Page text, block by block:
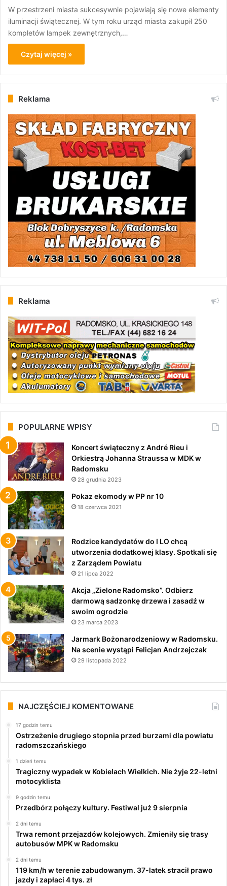
W przestrzeni miasta sukcesywnie pojawiają się nowe elementy
iluminacji świątecznej. W tym roku urząd miasta zakupił 250
kompletów lampek zewnętrznych,…
Czytaj więcej »
Reklama
Reklama
POPULARNE WPISY
Koncert świąteczny z André Rieu i
Orkiestrą Johanna Straussa w MDK w
Radomsku
28 grudnia 2023
Pokaz ekomody w PP nr 10
18 czerwca 2021
Rodzice kandydatów do I LO chcą
utworzenia dodatkowej klasy. Spotkali się
z Zarządem Powiatu
21 lipca 2022
Akcja „Zielone Radomsko”. Odbierz
darmową sadzonkę drzewa i zasadź w
swoim ogrodzie
23 marca 2023
Jarmark Bożonarodzeniowy w Radomsku.
Na scenie wystąpi Felicjan Andrzejczak
29 listopada 2022
NAJCZĘŚCIEJ KOMENTOWANE
17 godzin temu
Ostrzeżenie drugiego stopnia przed burzami dla powiatu
radomszczańskiego
1 dzień temu
Tragiczny wypadek w Kobielach Wielkich. Nie żyje 22-letni
motocyklista
9 godzin temu
Przedbórz połączy kultury. Festiwal już 9 sierpnia
2 dni temu
Trwa remont przejazdów kolejowych. Zmieniły się trasy
autobusów MPK w Radomsku
2 dni temu
119 km/h w terenie zabudowanym. 37-latek stracił prawo
jazdy i zapłaci 4 tys. zł